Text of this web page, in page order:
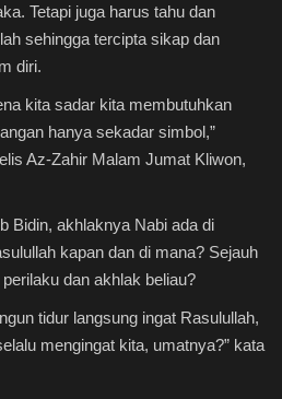
Tetapi juga harus tahu dan
sehingga tercipta sikap dan
diri.
kita sadar kita membutuhkan
hanya sekadar simbol,”
Az-Zahir Malam Jumat Kliwon,
Bidin, akhlaknya Nabi ada di
kapan dan di mana? Sejauh
dan akhlak beliau?
tidur langsung ingat Rasulullah,
mengingat kita, umatnya?” kata